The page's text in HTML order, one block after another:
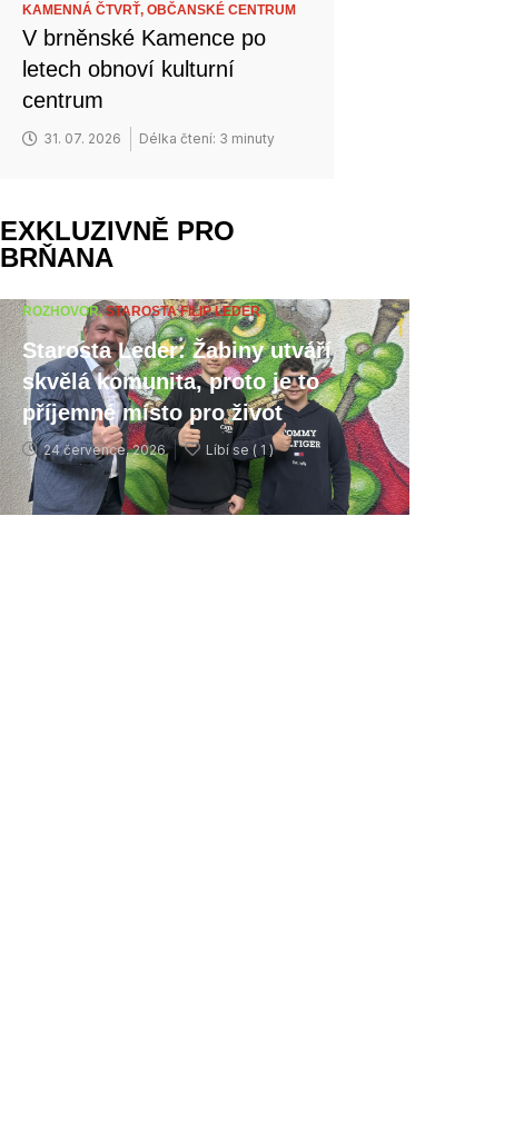
KAMENNÁ ČTVRŤ,OBČANSKÉ CENTRUM
V brněnské Kamence po
letech obnoví kulturní
centrum
31. 07. 2026 Délka čtení: 3 minuty
EXKLUZIVNĚ PRO
BRŇANA
ROZHOVOR,STAROSTA FILIP LEDER
Starosta Leder: Žabiny utváří
skvělá komunita, proto je to
příjemné místo pro život
24 července, 2026 Líbí se ( 1 )